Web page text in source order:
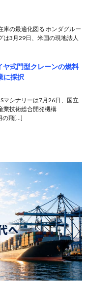
庫の最適化図る ホンダグルー
は3月29日、米国の現地法人
ヤ式門型クレーンの燃料
に採択
マシナリーは7月26日、国立
業技術総合開発機構
の飛[…]